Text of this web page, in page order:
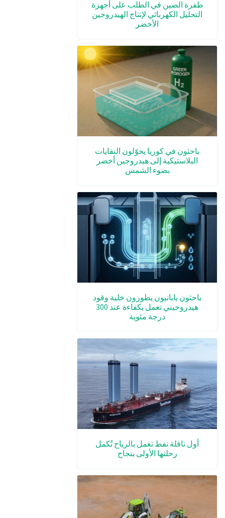
طفرة الصين في الطلب على أجهزة
التحليل الكهربائي لإنتاج الهيدروجين
الأخضر
باحثون في كوريا يحوّلون النفايات
البلاستيكية إلى هيدروجين أخضر
بضوء الشمس
باحثون يابانيون يطورون خلية وقود
هيدروجيني تعمل بكفاءة عند 300
درجة مئوية
أول ناقلة نفط تعمل بالرياح تُكمل
رحلتها الأولى بنجاح